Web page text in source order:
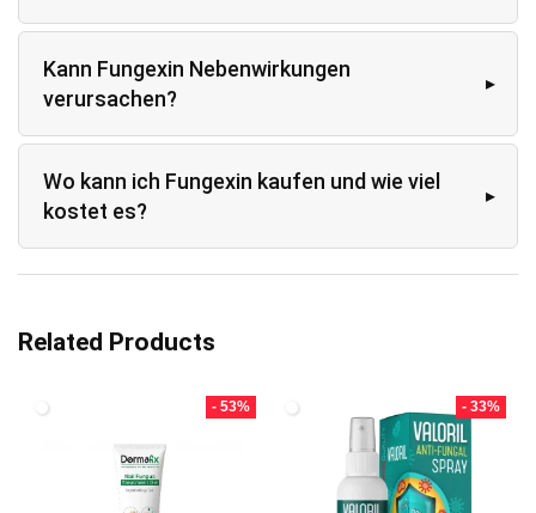
Kann Fungexin Nebenwirkungen
verursachen?
Wo kann ich Fungexin kaufen und wie viel
kostet es?
Related Products
- 53% - 33%